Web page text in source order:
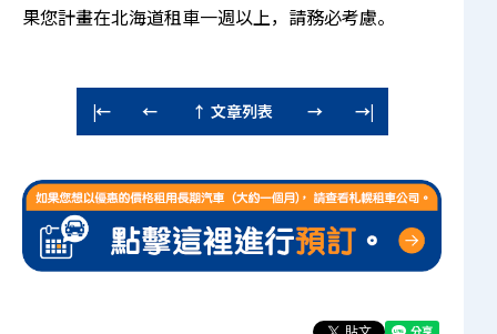
果您計畫在北海道租車一週以上，請務必考慮。
|← ← ↑ 文章列表 → →|